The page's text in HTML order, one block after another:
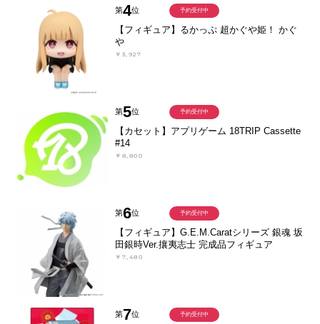
第4位
【フィギュア】るかっぷ 超かぐや姫！ かぐ
や
￥3,927
予約受付中
第5位
【カセット】アプリゲーム 18TRIP Cassette
#14
￥8,800
予約受付中
第6位
【フィギュア】G.E.M.Caratシリーズ 銀魂 坂
田銀時Ver.攘夷志士 完成品フィギュア
￥7,480
予約受付中
第7位 予約受付中